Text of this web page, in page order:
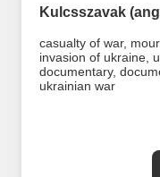
Kulcsszavak
casualty of war,
invasion of ukraine,
documentary,
ukrainian war